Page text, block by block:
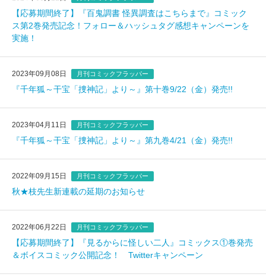
【応募期間終了】『百鬼調書 怪異調査はこちらまで』コミック
ス第2巻発売記念！フォロー＆ハッシュタグ感想キャンペーンを
実施！
2023年09月08日 月刊コミックフラッパー
『千年狐～干宝「捜神記」より～』第十巻9/22（金）発売!!
2023年04月11日 月刊コミックフラッパー
『千年狐～干宝「捜神記」より～』第九巻4/21（金）発売!!
2022年09月15日 月刊コミックフラッパー
秋★枝先生新連載の延期のお知らせ
2022年06月22日 月刊コミックフラッパー
【応募期間終了】『見るからに怪しい二人』コミックス①巻発売
＆ボイスコミック公開記念！ Twitterキャンペーン